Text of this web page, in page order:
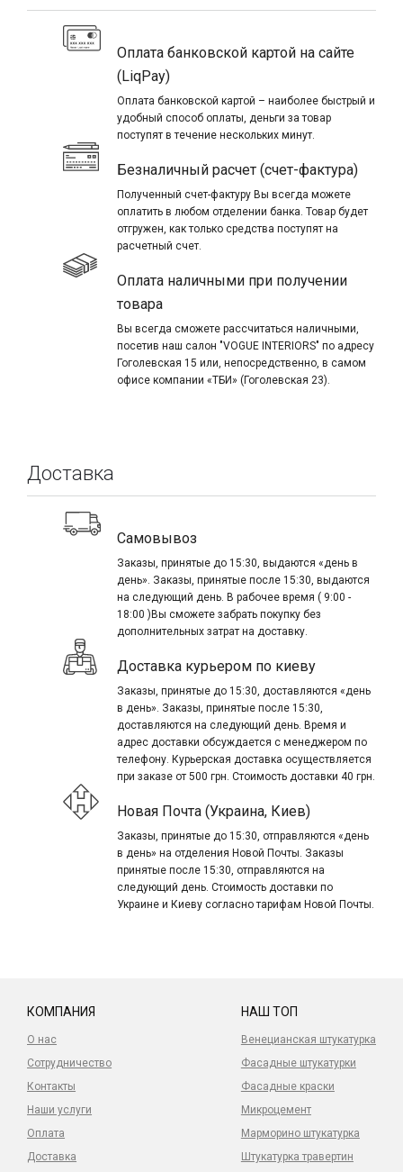
Оплата банковской картой на сайте
(LiqPay)
Оплата банковской картой – наиболее быстрый и
удобный способ оплаты, деньги за товар
поступят в течение нескольких минут.
Безналичный расчет (счет-фактура)
Полученный счет-фактуру Вы всегда можете
оплатить в любом отделении банка. Товар будет
отгружен, как только средства поступят на
расчетный счет.
Оплата наличными при получении
товара
Вы всегда сможете рассчитаться наличными,
посетив наш салон "VOGUE INTERIORS" по адресу
Гоголевская 15 или, непосредственно, в самом
офисе компании «ТБИ» (Гоголевская 23).
Доставка
Самовывоз
Заказы, принятые до 15:30, выдаются «день в
день». Заказы, принятые после 15:30, выдаются
на следующий день. В рабочее время ( 9:00 -
18:00 )Вы сможете забрать покупку без
дополнительных затрат на доставку.
Доставка курьером по киеву
Заказы, принятые до 15:30, доставляются «день
в день». Заказы, принятые после 15:30,
доставляются на следующий день. Время и
адрес доставки обсуждается с менеджером по
телефону. Курьерская доставка осуществляется
при заказе от 500 грн. Стоимость доставки 40 грн.
Новая Почта (Украина, Киев)
Заказы, принятые до 15:30, отправляются «день
в день» на отделения Новой Почты. Заказы
принятые после 15:30, отправляются на
следующий день. Стоимость доставки по
Украине и Киеву согласно тарифам Новой Почты.
КОМПАНИЯ
О нас
Сотрудничество
Контакты
Наши услуги
Оплата
Доставка
НАШ ТОП
Венецианская штукатурка
Фасадные штукатурки
Фасадные краски
Микроцемент
Марморино штукатурка
Штукатурка травертин